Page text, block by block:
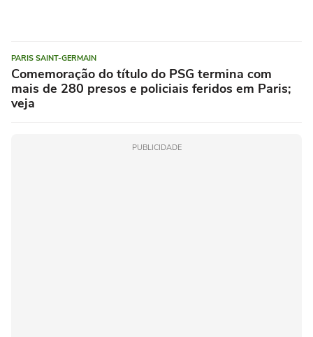
PARIS SAINT-GERMAIN
Comemoração do título do PSG termina com
mais de 280 presos e policiais feridos em Paris;
veja
PUBLICIDADE